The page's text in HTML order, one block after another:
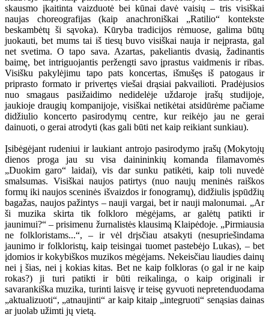
skausmo įkaitinta vaizduotė bei kūnai davė vaisių – tris visiškai
naujas choreografijas (kaip anachroniškai „Ratilio“ kontekste
beskambėtų ši sąvoka). Kūryba tradicijos rėmuose, galima būtų
juokauti, bet mums tai iš tiesų buvo visiškai nauja ir neįprasta, gal
net svetima. O tapo sava. Azartas, pakeliantis dvasią, žadinantis
baimę, bet intriguojantis peržengti savo įprastus vaidmenis ir ribas.
Visišku pakylėjimu tapo pats koncertas, išmušęs iš patogaus ir
priprasto formato ir privertęs viešai drąsiai pakvailioti. Pradėjusios
nuo smagaus pasižaidimo nedidelėje uždaroje įrašų studijoje,
jaukioje draugių kompanijoje, visiškai netikėtai atsidūrėme pačiame
didžiulio koncerto pasirodymų centre, kur reikėjo jau ne gerai
dainuoti, o gerai atrodyti (kas gali būti net kaip reikiant sunkiau).
Įsibėgėjant rudeniui ir laukiant antrojo pasirodymo įrašų (Mokytojų
dienos proga jau su visa dainininkių komanda filamavomės
„Duokim garo“ laidai), vis dar sunku patikėti, kaip toli nuvedė
smalsumas. Visiškai naujos patirtys (nuo naujų meninės raiškos
formų iki naujos sceninės išvaizdos ir fonogramų), didžiulis įspūdžių
bagažas, naujos pažintys – nauji vargai, bet ir nauji malonumai. „Ar
ši muzika skirta tik folkloro mėgėjams, ar galėtų patikti ir
jaunimui?“ – prisimenu žurnalistės klausimą Klaipėdoje. „Pirmiausia
ne folkloristams...“, – ir vėl drįsčiau atsakyti (nesupriešindama
jaunimo ir folkloristų, kaip teisingai tuomet pastebėjo Lukas), – bet
įdomios ir kokybiškos muzikos mėgėjams. Nekeisčiau liaudies dainų
nei į šias, nei į kokias kitas. Bet ne kaip folkloras (o gal ir ne kaip
rokas?) ji turi patikti ir būti reikalinga, o kaip originali ir
savarankiška muzika, turinti laisvę ir teisę gyvuoti nepretenduodama
„aktualizuoti“, „atnaujinti“ ar kaip kitaip „integruoti“ senąsias dainas
ar juolab užimti jų vietą.